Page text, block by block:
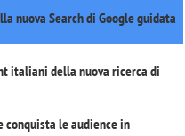
nuova Search di Google guidata
italiani della nuova ricerca di
conquista le audience in